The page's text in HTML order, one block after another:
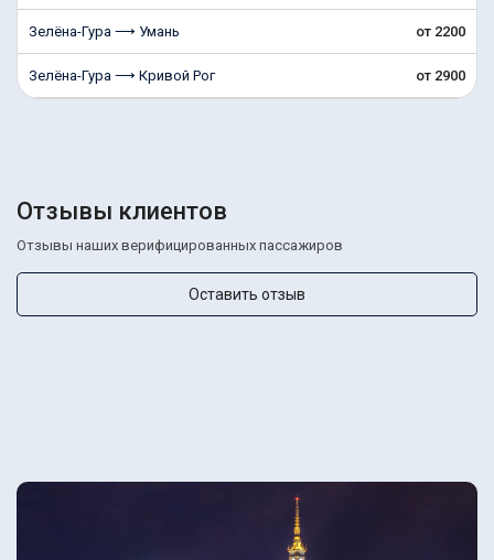
Зелёна-Гура ⟶ Умань от 2200
Зелёна-Гура ⟶ Кривой Рог от 2900
Отзывы клиентов
Отзывы наших верифицированных пассажиров
Оставить отзыв